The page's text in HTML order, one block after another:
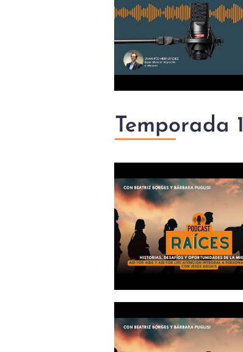
Temporada 1